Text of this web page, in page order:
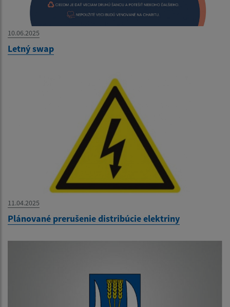
10.06.2025
Letný swap
11.04.2025
Plánované prerušenie distribúcie elektriny